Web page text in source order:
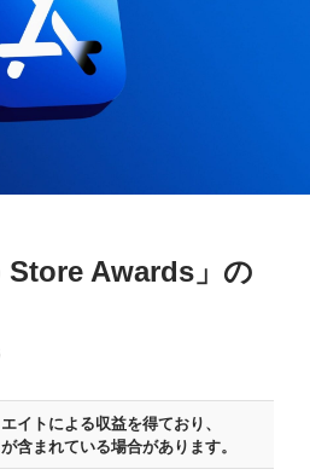
Awards」の
イトによる収益を得ており、
含まれている場合があります。